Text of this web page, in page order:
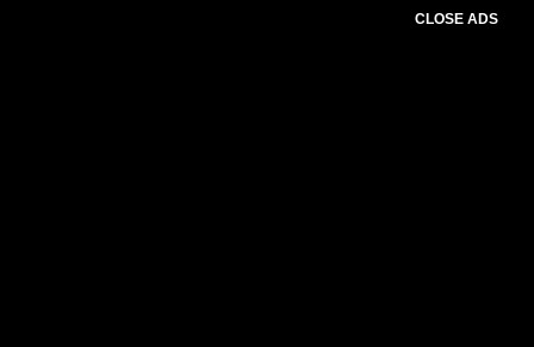
CLOSE ADS